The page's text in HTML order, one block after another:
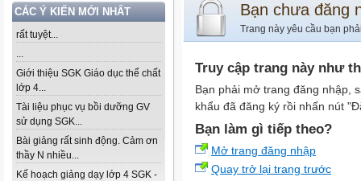
CÁC Ý KIẾN MỚI NHẤT
rất tuyệt...
...
Giới thiệu SGK Giáo dục thể chất
lớp 4...
Tài liệu phục vụ bồi dưỡng GV
sử dụng SGK...
Bài giảng rất sinh động. Cảm ơn
thầy N nhiều...
Kế hoạch giảng dạy lớp 4 SGK -
Bạn chưa đăng
Trang này yêu cầu bạn
Truy cập trang này như
Bạn phải mở trang đăng nhập,
khẩu đã đăng ký rồi nhấn nút
Bạn làm gì tiếp theo?
Mở trang đăng nhập
Quay trở lại trang trước